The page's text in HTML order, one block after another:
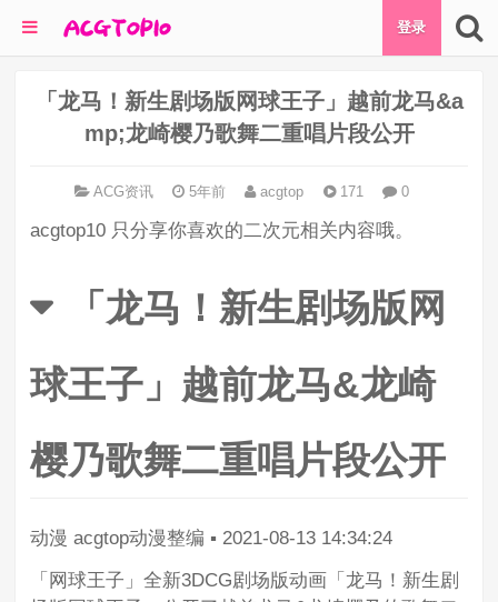
登录
「龙马！新生剧场版网球王子」越前龙马&a
mp;龙崎樱乃歌舞二重唱片段公开
ACG资讯 5年前 acgtop 171 0
acgtop10 只分享你喜欢的二次元相关内容哦。
「龙马！新生剧场版网
球王子」越前龙马&龙崎
樱乃歌舞二重唱片段公开
动漫 acgtop动漫整编 ▪ 2021-08-13 14:34:24
「网球王子」全新3DCG剧场版动画「龙马！新生剧